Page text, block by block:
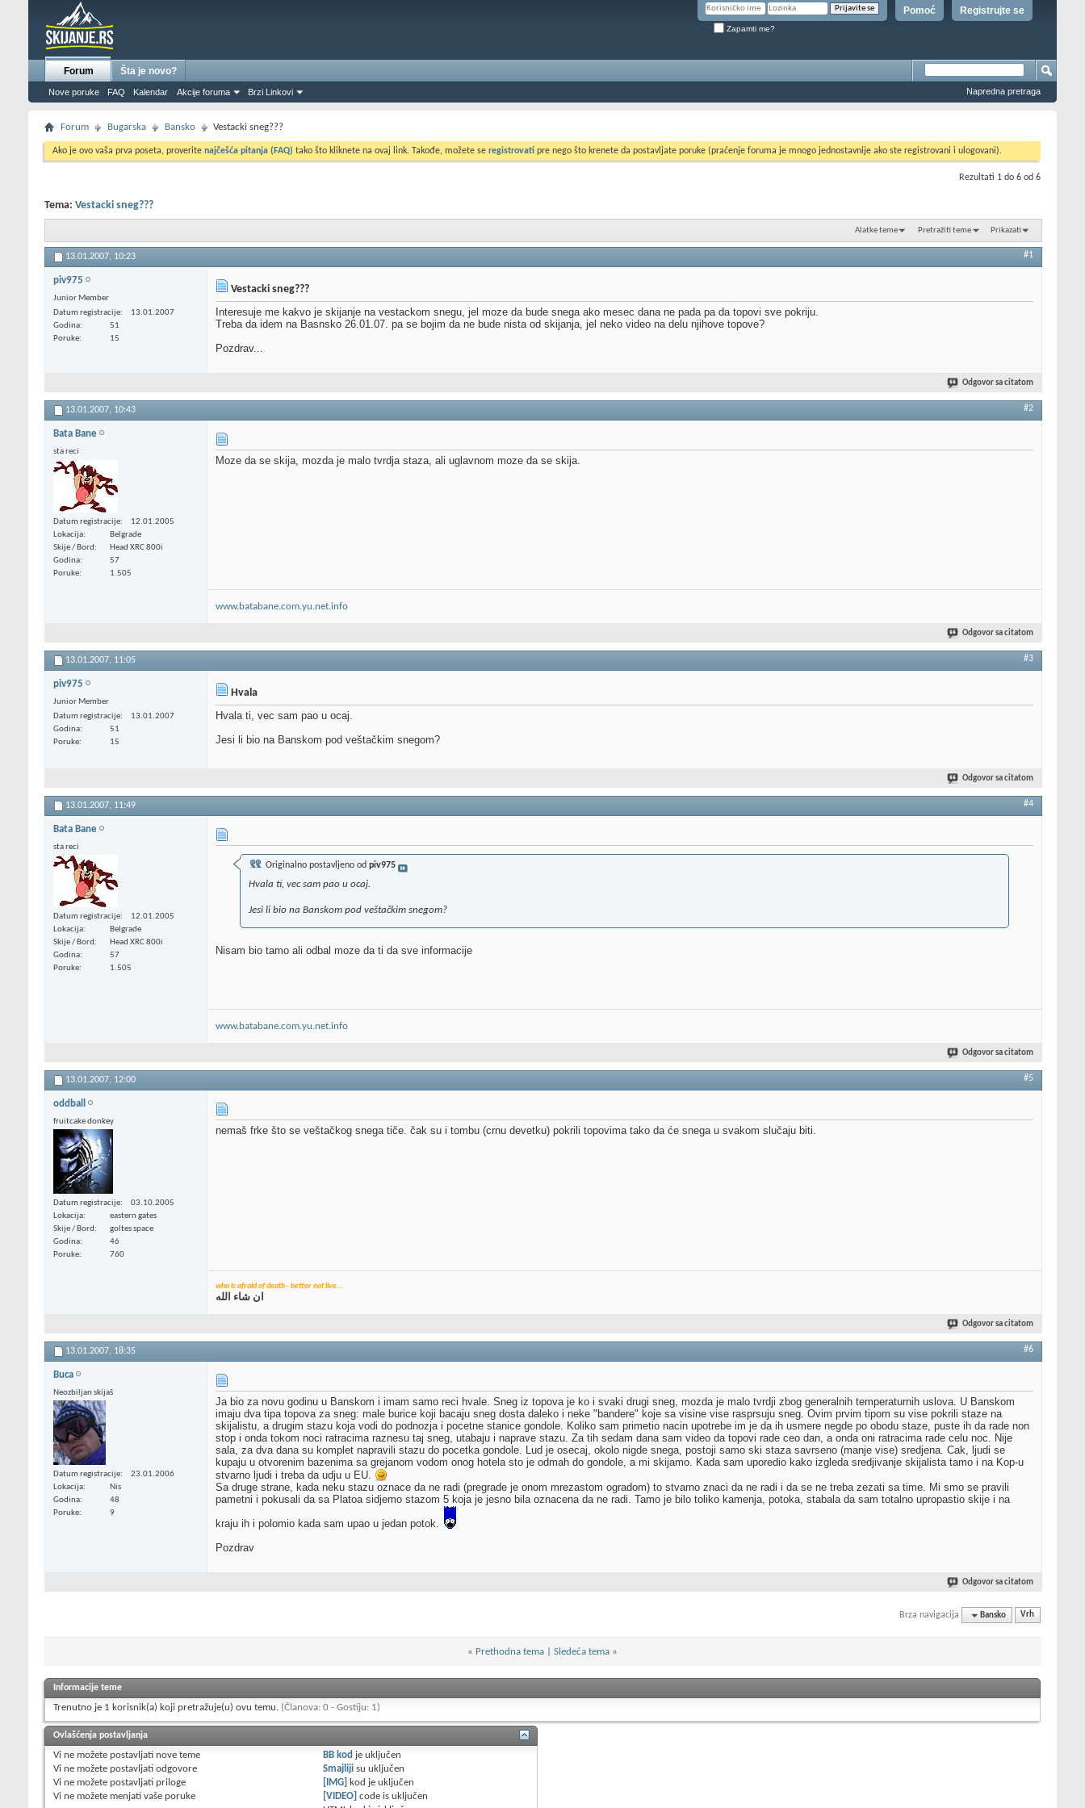
Registrujte se
Pomoć
Zapamti me?
Forum
Nove poruke FAQ Kalendar Akcije foruma Brzi Linkovi
Šta je novo?
Napredna pretraga
Forum Bugarska Bansko Vestacki sneg???
Ako je ovo vaša prva poseta, proverite najčešća pitanja (FAQ) tako što kliknete na ovaj link. Takođe, možete se registrovati pre nego što krenete da postavljate poruke (praćenje foruma je mnogo jednostavnije ako ste registrovani i ulogovani).
Rezultati 1 do 6 od 6
Tema: Vestacki sneg???
Alatke teme Pretražiti teme Prikazati
13.01.2007, 10:23 #1
piv975
Junior Member
Datum registracije
13.01.2007
Godina
51
Poruke
15
Vestacki sneg???
Interesuje me kakvo je skijanje na vestackom snegu, jel moze da bude snega ako mesec dana ne pada pa da topovi sve pokriju.
Treba da idem na Basnsko 26.01.07. pa se bojim da ne bude nista od skijanja, jel neko video na delu njihove topove?
Pozdrav...
Odgovor sa citatom
13.01.2007, 10:43 #2
Bata Bane
sta reci
Datum registracije
12.01.2005
Lokacija
Belgrade
Skije / Bord
Head XRC 800i
Godina
57
Poruke
1.505
Moze da se skija, mozda je malo tvrdja staza, ali uglavnom moze da se skija.
www.batabane.com.yu.net.info
Odgovor sa citatom
13.01.2007, 11:05 #3
piv975
Junior Member
Datum registracije
13.01.2007
Godina
51
Poruke
15
Hvala
Hvala ti, vec sam pao u ocaj.
Jesi li bio na Banskom pod veštačkim snegom?
Odgovor sa citatom
13.01.2007, 11:49 #4
Bata Bane
sta reci
Datum registracije
12.01.2005
Lokacija
Belgrade
Skije / Bord
Head XRC 800i
Godina
57
Poruke
1.505
Originalno postavljeno od piv975
Hvala ti, vec sam pao u ocaj.
Jesi li bio na Banskom pod veštačkim snegom?
Nisam bio tamo ali odbal moze da ti da sve informacije
www.batabane.com.yu.net.info
Odgovor sa citatom
13.01.2007, 12:00 #5
oddball
fruitcake donkey
Datum registracije
03.10.2005
Lokacija
eastern gates
Skije / Bord
goltes space
Godina
46
Poruke
760
nemaš frke što se veštačkog snega tiče. čak su i tombu (crnu devetku) pokrili topovima tako da će snega u svakom slučaju biti.
who is afraid of death - better not live...
ان شاء الله
Odgovor sa citatom
13.01.2007, 18:35 #6
Buca
Neozbiljan skijaš
Datum registracije
23.01.2006
Lokacija
Nis
Godina
48
Poruke
9
Ja bio za novu godinu u Banskom i imam samo reci hvale. Sneg iz topova je ko i svaki drugi sneg, mozda je malo tvrdji zbog generalnih temperaturnih uslova. U Banskom
imaju dva tipa topova za sneg: male burice koji bacaju sneg dosta daleko i neke "bandere" koje sa visine vise rasprsuju sneg. Ovim prvim tipom su vise pokrili staze na
skijalistu, a drugim stazu koja vodi do podnozja i pocetne stanice gondole. Koliko sam primetio nacin upotrebe im je da ih usmere negde po obodu staze, puste ih da rade non
stop i onda tokom noci ratracima raznesu taj sneg, utabaju i naprave stazu. Za tih sedam dana sam video da topovi rade ceo dan, a onda oni ratracima rade celu noc. Nije
sala, za dva dana su komplet napravili stazu do pocetka gondole. Lud je osecaj, okolo nigde snega, postoji samo ski staza savrseno (manje vise) sredjena. Cak, ljudi se
kupaju u otvorenim bazenima sa grejanom vodom onog hotela sto je odmah do gondole, a mi skijamo. Kada sam uporedio kako izgleda sredjivanje skijalista tamo i na Kop-u
stvarno ljudi i treba da udju u EU.
Sa druge strane, kada neku stazu oznace da ne radi (pregrade je onom mrezastom ogradom) to stvarno znaci da ne radi i da se ne treba zezati sa time. Mi smo se pravili
pametni i pokusali da sa Platoa sidjemo stazom 5 koja je jesno bila oznacena da ne radi. Tamo je bilo toliko kamenja, potoka, stabala da sam totalno upropastio skije i na
kraju ih i polomio kada sam upao u jedan potok.
Pozdrav
Odgovor sa citatom
Brza navigacija Bansko Vrh
« Prethodna tema Sledeća tema »
Informacije teme
Trenutno je 1 korisnik(a) koji pretražuje(u) ovu temu. (Članova: 0 - Gostiju: 1)
Ovlašćenja postavljanja
Vi ne možete postavljati nove teme
Vi ne možete postavljati odgovore
Vi ne možete postavljati priloge
Vi ne možete menjati vaše poruke
BB kod jeuključen
Smajliji suuključen
[IMG] kod jeuključen
[VIDEO] code isuključen